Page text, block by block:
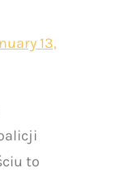
13,
to